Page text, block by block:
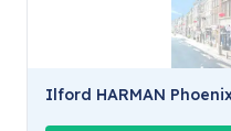
Ilford HARMAN